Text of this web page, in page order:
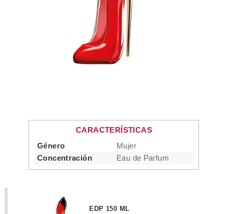
CARACTERÍSTICAS
Género
Mujer
Concentración
Eau de Parfum
EDP 150 ML